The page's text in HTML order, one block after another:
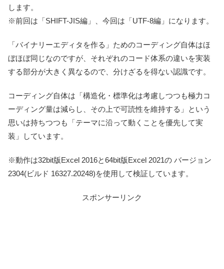
します。
※前回は「SHIFT-JIS編」、今回は「UTF-8編」になります。
「バイナリーエディタを作る」ためのコーディング自体はほ
ぼほぼ同じなのですが、それぞれのコード体系の違いを実装
する部分が大きく異なるので、分けざるを得ない認識です。
コーディング自体は「構造化・標準化は考慮しつつも極力コ
ーディング量は減らし、その上で可読性を維持する」という
思いは持ちつつも「テーマに沿って動くことを優先して実
装」しています。
※動作は32bit版Excel 2016と64bit版Excel 2021の バージョン
2304(ビルド 16327.20248)を使用して検証しています。
スポンサーリンク